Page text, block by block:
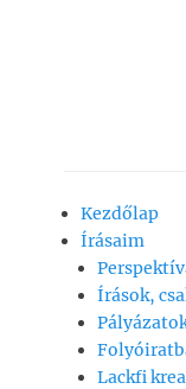
Kezdőlap
Írásaim
Írások,
Lackfi